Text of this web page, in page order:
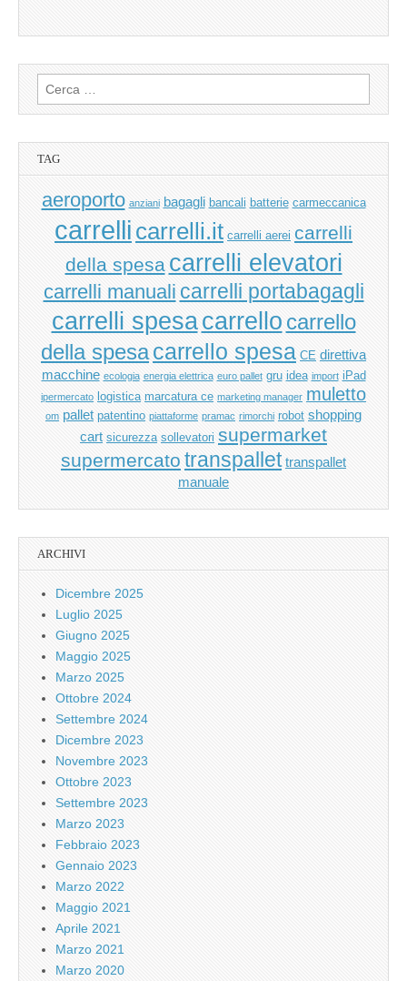
Ricerca
per:
TAG
aeroporto anziani bagagli bancali batterie carmeccanica
carrelli carrelli.it carrelli aerei carrelli
della spesa carrelli elevatori
carrelli manuali carrelli portabagagli
carrelli spesacarrello carrello
della spesacarrello spesa CE direttiva
macchine ecologia energia elettrica euro pallet gru idea import iPad
ipermercato logistica marcatura ce marketing manager muletto
om pallet patentino piattaforme pramac rimorchi robot shopping
cart sicurezza sollevatori supermarket
supermercato transpallet transpallet
manuale
ARCHIVI
Dicembre 2025
Luglio 2025
Giugno 2025
Maggio 2025
Marzo 2025
Ottobre 2024
Settembre 2024
Dicembre 2023
Novembre 2023
Ottobre 2023
Settembre 2023
Marzo 2023
Febbraio 2023
Gennaio 2023
Marzo 2022
Maggio 2021
Aprile 2021
Marzo 2021
Marzo 2020